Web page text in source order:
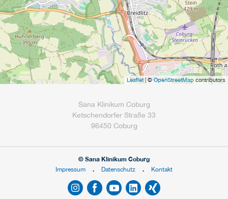
Leaflet| ©OpenStreetMap contributors
Sana Klinikum Coburg
Ketschendorfer Straße 33
96450 Coburg
© Sana Klinikum Coburg
Impressum
Datenschutz Kontakt